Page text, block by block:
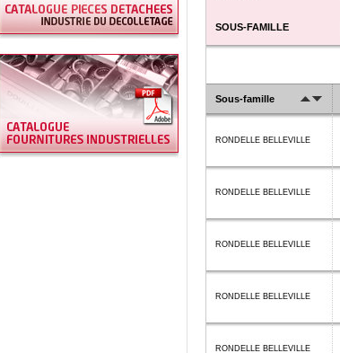
SOUS-FAMILLE
Sous-famille
RONDELLE BELLEVILLE
RONDELLE BELLEVILLE
RONDELLE BELLEVILLE
RONDELLE BELLEVILLE
RONDELLE BELLEVILLE